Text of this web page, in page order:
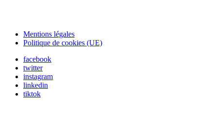
Mentions légales
Politique de cookies (UE)
facebook
twitter
instagram
linkedin
tiktok